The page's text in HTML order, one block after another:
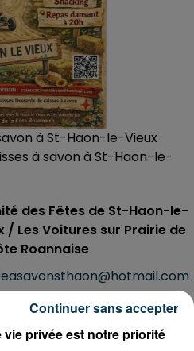
à St-Haon-le-Vieux
à savon à St-Haon-le-
des Fêtes de St-Haon-le-
/ Les Voitures sur Prairie de
Roannaise
vie privée est notre priorité
Continuer sans accepter